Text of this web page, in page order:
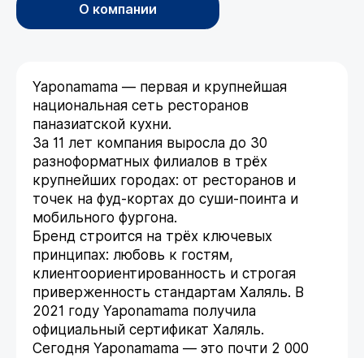
О компании
Yaponamama — первая и крупнейшая
национальная сеть ресторанов
паназиатской кухни.
За 11 лет компания выросла до 30
разноформатных филиалов в трёх
крупнейших городах: от ресторанов и
точек на фуд-кортах до суши-поинта и
мобильного фургона.
Бренд строится на трёх ключевых
принципах: любовь к гостям,
клиентоориентированность и строгая
приверженность стандартам Халяль. В
2021 году Yaponamama получила
официальный сертификат Халяль.
Сегодня Yaponamama — это почти 2 000